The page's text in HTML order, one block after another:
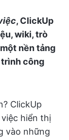
, ClickUp
wiki, trò
nền tảng
công
ClickUp
hiển thị
vào những